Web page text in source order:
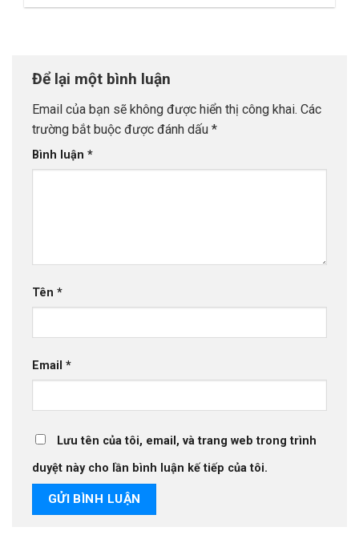
Để lại một bình luận
Email của bạn sẽ không được hiển thị công khai. Các
trường bắt buộc được đánh dấu *
Bình luận *
Tên *
Email *
Lưu tên của tôi, email, và trang web trong trình
duyệt này cho lần bình luận kế tiếp của tôi.